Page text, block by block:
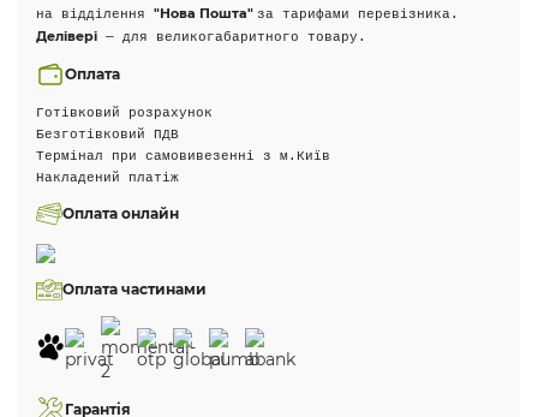
на відділення "Нова Пошта" за тарифами перевізника.
Делівері — для великогабаритного товару.
Оплата
Готівковий розрахунок
Безготівковий ПДВ
Термінал при самовивезенні з м.Київ
Накладений платіж
Оплата онлайн
Оплата частинами
Гарантія